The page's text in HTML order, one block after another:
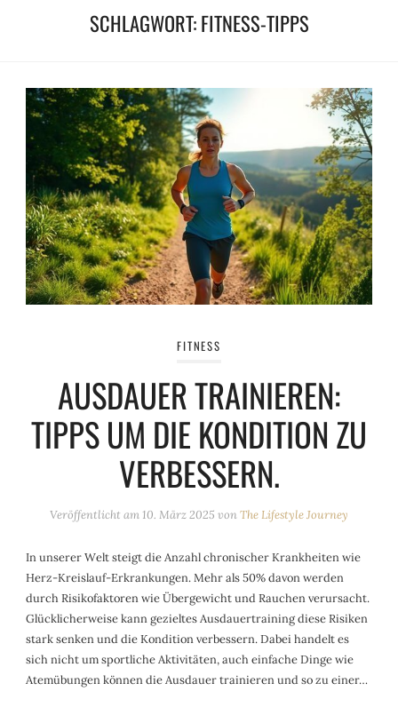
SCHLAGWORT:FITNESS-TIPPS
FITNESS
AUSDAUER TRAINIEREN:
TIPPS UM DIE KONDITION ZU
VERBESSERN.
Veröffentlicht am10. März 2025 vonThe Lifestyle Journey
In unserer Welt steigt die Anzahl chronischer Krankheiten wie
Herz-Kreislauf-Erkrankungen. Mehr als 50% davon werden
durch Risikofaktoren wie Übergewicht und Rauchen verursacht.
Glücklicherweise kann gezieltes Ausdauertraining diese Risiken
stark senken und die Kondition verbessern. Dabei handelt es
sich nicht um sportliche Aktivitäten, auch einfache Dinge wie
Atemübungen können die Ausdauer trainieren und so zu einer…